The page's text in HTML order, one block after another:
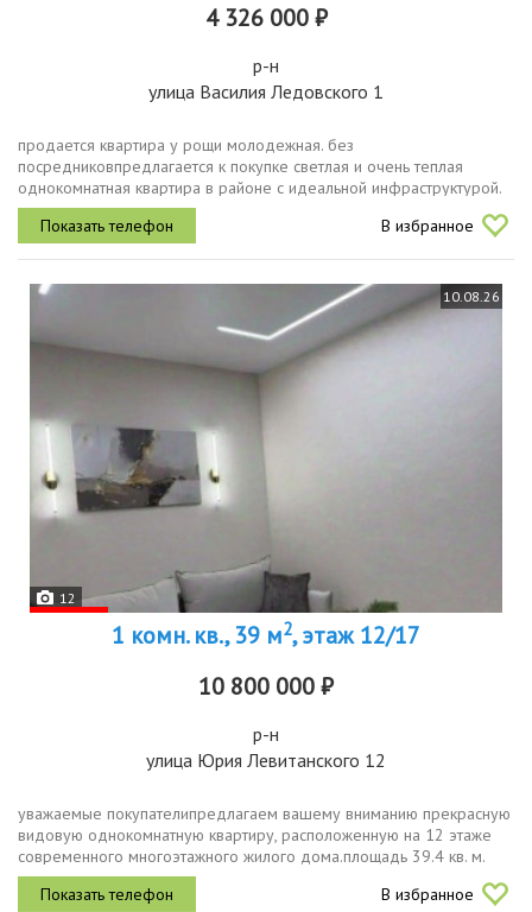
4 326 000 ₽
р-н
улица Василия Ледовского 1
продается квартира у рощи молодежная. без
посредниковпредлагается к покупке светлая и очень теплая
однокомнатная квартира в районе с идеальной инфраструктурой.
прямая продажа от собственника.о квартире общая атмосфера
пространство наполнено...
В избранное
10.08.26
12
1 комн. кв., 39 м2, этаж 12/17
10 800 000 ₽
р-н
улица Юрия Левитанского 12
уважаемые покупателипредлагаем вашему вниманию прекрасную
видовую однокомнатную квартиру, расположенную на 12 этаже
современного многоэтажного жилого дома.площадь 39.4 кв. м.
балкон.в квартире выполнен качественный ремонт с
использованием надежных...
В избранное